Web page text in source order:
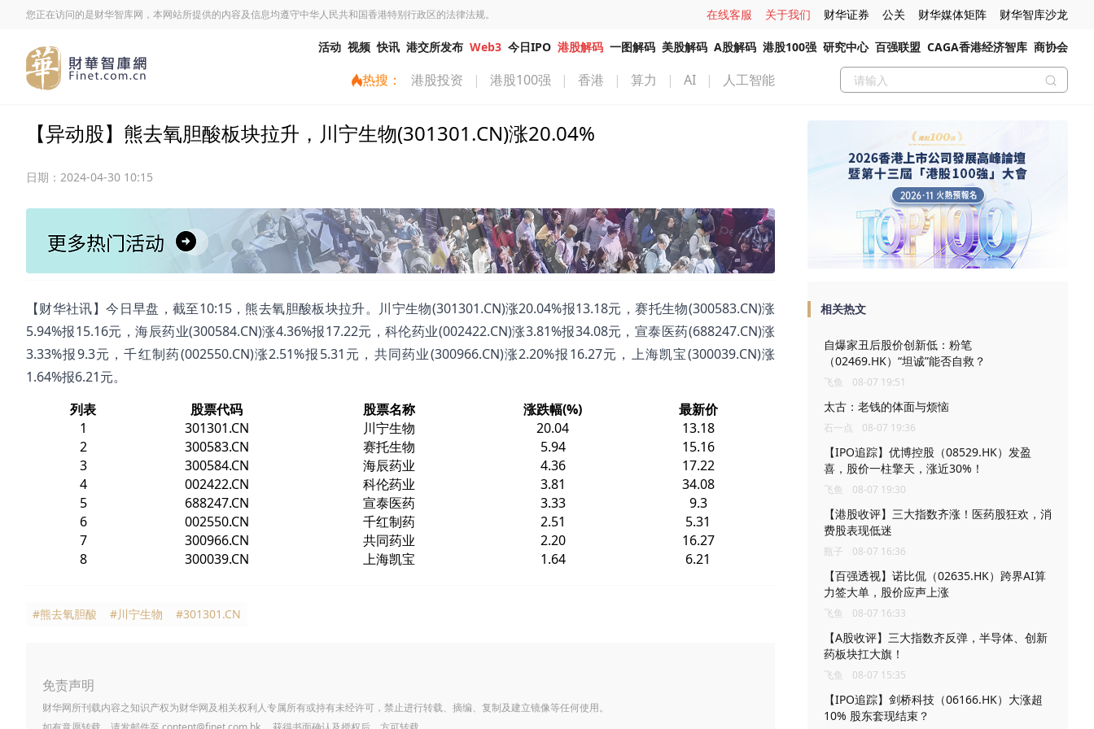
您正在访问的是财华智库网，本网站所提供的内容及信息均遵守中华人民共和国香港特别行政区的法律法规。 在线客服 关于我们 财华证券 公关 财华媒体矩阵 财华智库沙龙
活动 视频 快讯 港交所发布 Web3 今日IPO 港股解码 一图解码 美股解码 A股解码 港股100强 研究中心 百强联盟 CAGA香港经济智库 商协会
热搜： 港股投资 | 港股100强 | 香港 | 算力 | AI | 人工智能
【异动股】熊去氧胆酸板块拉升，川宁生物(301301.CN)涨20.04%
日期： 2024-04-30 10:15
【财华社讯】今日早盘，截至10:15，熊去氧胆酸板块拉升。川宁生物(301301.CN)涨20.04%报13.18元，赛托生物(300583.CN)涨
5.94%报15.16元，海辰药业(300584.CN)涨4.36%报17.22元，科伦药业(002422.CN)涨3.81%报34.08元，宣泰医药(688247.CN)涨
3.33%报9.3元，千红制药(002550.CN)涨2.51%报5.31元，共同药业(300966.CN)涨2.20%报16.27元，上海凯宝(300039.CN)涨
1.64%报6.21元。
列表
股票代码 股票名称 涨跌幅(%)
最新价
1
301301.CN 川宁生物 20.04
13.18
2
300583.CN 赛托生物 5.94
15.16
3
300584.CN 海辰药业 4.36
17.22
4
002422.CN 科伦药业 3.81
34.08
5
688247.CN 宣泰医药 3.33
9.3
6
002550.CN 千红制药 2.51
5.31
7
300966.CN 共同药业 2.20
16.27
8
300039.CN 上海凯宝 1.64 6.21
#熊去氧胆酸 #川宁生物 #301301.CN
免责声明
财华网所刊载内容之知识产权为财华网及相关权利人专属所有或持有未经许可，禁止进行转载、摘编、复制及建立镜像等任何使用。
相关热文
自爆家丑后股价创新低：粉笔
（02469.HK）“坦诚”能否自救？
飞鱼 08-07 19:51
太古：老钱的体面与烦恼
石一点 08-07 19:36
【IPO追踪】优博控股（08529.HK）发盈
喜，股价一柱擎天，涨近30%！
飞鱼 08-07 19:30
【港股收评】三大指数齐涨！医药股狂欢，消
费股表现低迷
瓶子 08-07 16:36
【百强透视】诺比侃（02635.HK）跨界AI算
力签大单，股价应声上涨
飞鱼 08-07 16:33
【A股收评】三大指数齐反弹，半导体、创新
药板块扛大旗！
飞鱼 08-07 15:35
【IPO追踪】剑桥科技（06166.HK）大涨超
10% 股东套现结束？